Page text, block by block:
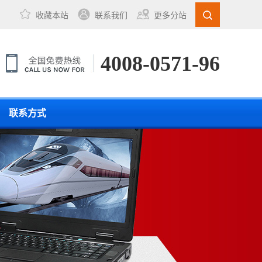
收藏本站 联系我们 更多分站
4008-0571-96
联系方式